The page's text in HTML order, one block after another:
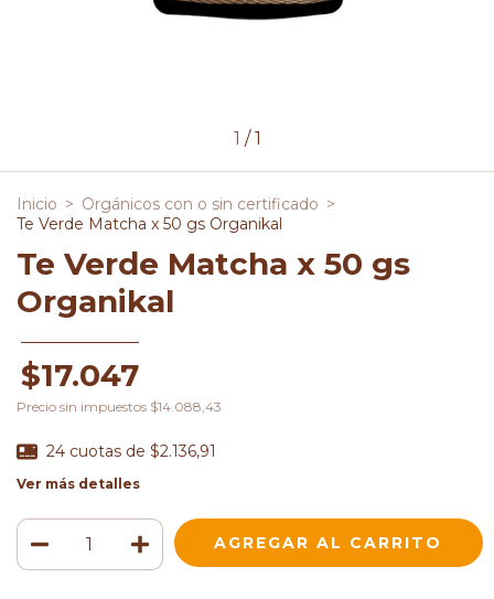
1 /1
Inicio > Orgánicos con o sin certificado >
Te Verde Matcha x 50 gs Organikal
Te Verde Matcha x 50 gs
Organikal
$17.047
Precio sin impuestos $14.088,43
24 cuotas de $2.136,91
Ver más detalles